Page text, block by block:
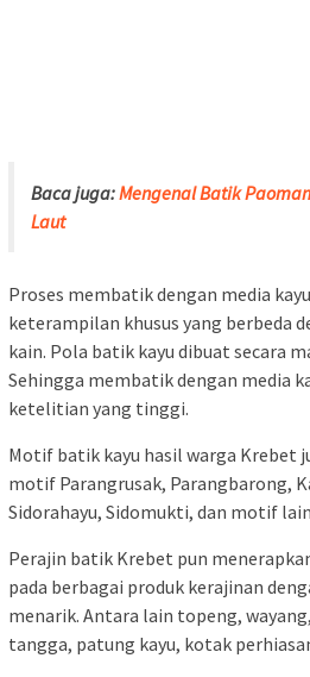
Baca juga:Mengenal Batik
Laut
Proses membatik dengan media
keterampilan khusus yang berbeda
kain. Pola batik kayu dibuat secara
Sehingga membatik dengan media
ketelitian yang tinggi.
Motif batik kayu hasil warga Krebet
motif Parangrusak, Parangbarong,
Sidorahayu, Sidomukti, dan motif
Perajin batik Krebet pun
pada berbagai produk kerajinan
menarik. Antara lain topeng,
tangga, patung kayu, kotak